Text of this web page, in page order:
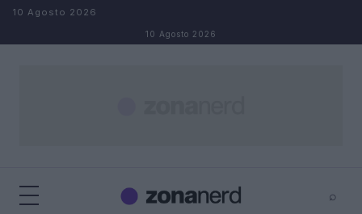
Salta al contenuto
10 Agosto 2026
10 Agosto 2026
⌕